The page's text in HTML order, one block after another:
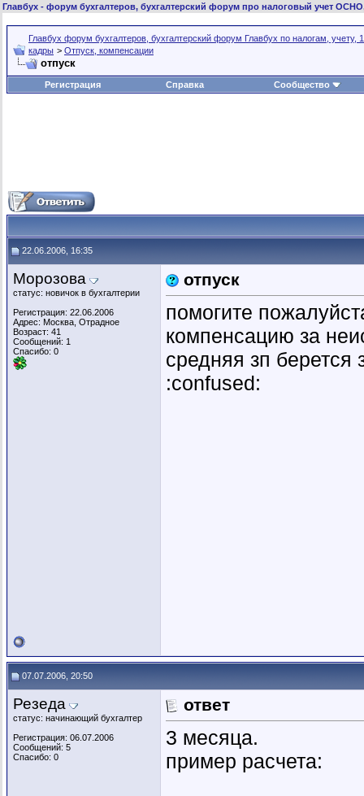
Главбух - форум бухгалтеров, бухгалтерский форум про налоговый учет
Главбух форум бухгалтеров, бухгалтерский форум Главбух по налогам, учету,
кадры > Отпуск, компенсации
отпуск
Регистрация Справка Сообщество
22.06.2006, 16:35
Морозова
статус: новичок в бухгалтерии
Регистрация: 22.06.2006
Адрес: Москва, Отрадное
Возраст: 41
Сообщений: 1
Спасибо: 0
отпуск
помогите
компенсацию за
средняя зп
:confused:
07.07.2006, 20:50
Резеда
статус: начинающий бухгалтер
Регистрация: 06.07.2006
Сообщений: 5
Спасибо: 0
ответ
3 месяца.
пример расчета: